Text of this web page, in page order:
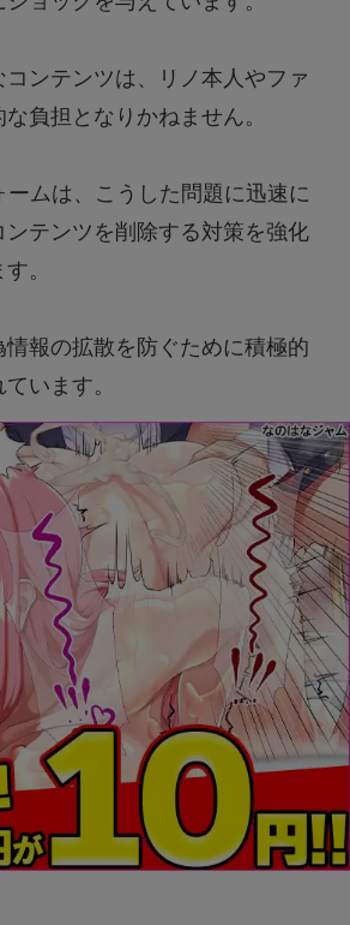
ンテンツは、リノ本人やファ
負担となりかねません。
ームは、こうした問題に迅速に
ンテンツを削除する対策を強化
。
情報の拡散を防ぐために積極的
います。